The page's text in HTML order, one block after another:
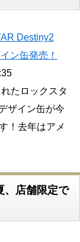
Destiny2
ン缶発売！
たロックスタ
ザイン缶が今
！去年はアメ
店舗限定で